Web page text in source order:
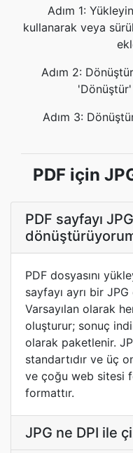
Adım 1:
kullanarak veya
Adım 2:
'Dönüştür'
Adım 3:
PDF için
PDF sayfayı
PDF dosyasını
sayfayı ayrı bir
Varsayılan olarak
oluşturur; sonuç
olarak paketlenir.
standartıdır ve üç
ve çoğu web sitesi
formattır.
JPG ne DPI ile